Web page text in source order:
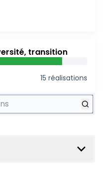
transition
15 réalisations